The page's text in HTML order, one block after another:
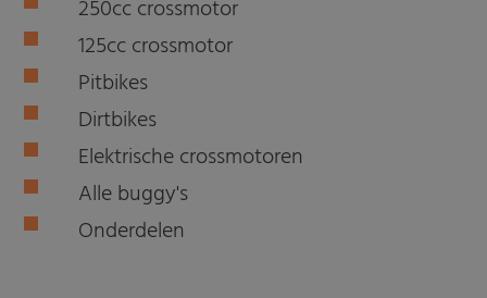
250cc crossmotor
125cc crossmotor
Pitbikes
Dirtbikes
Elektrische crossmotoren
Alle buggy's
Onderdelen